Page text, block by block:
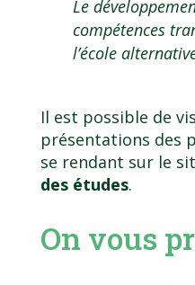
Le
compétences
l’école
Il est possible de
présentations des
se rendant sur le
des études.
On vous